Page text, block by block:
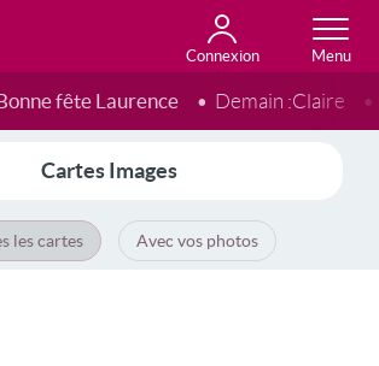
Connexion
fête Laurence Demain :Claire
Cartes Images
les cartes Avec vos photos